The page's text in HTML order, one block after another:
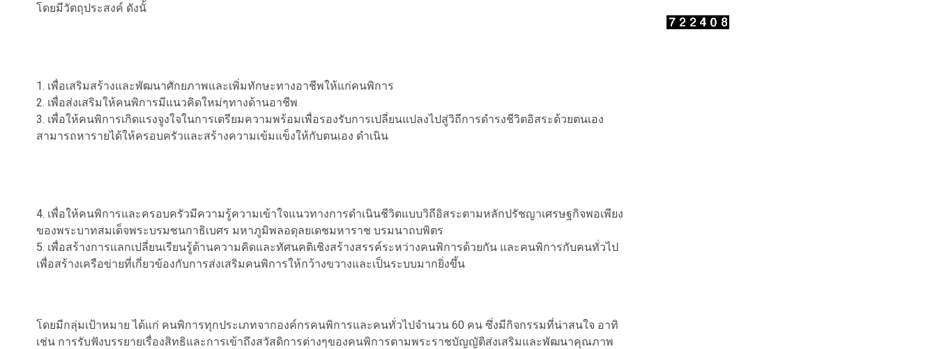
โดยมีวัตถุประสงค์ ดังนั้
1. เพื่อเสริมสร้างและพัฒนาศักยภาพและเพิ่มทักษะทางอาชีพให้แก่คนพิการ
2. เพื่อส่งเสริมให้คนพิการมีแนวคิดใหม่ๆทางด้านอาชีพ
3. เพื่อให้คนพิการเกิดแรงจูงใจในการเตรียมความพร้อมเพื่อรองรับการเปลี่ยนแปลงไปสู่วิถีการดำรงชีวิตอิสระด้วยตนเอง
สามารถหารายได้ให้ครอบครัวและสร้างความเข้มแข็งให้กับตนเอง ดำเนิน
4. เพื่อให้คนพิการและครอบครัวมีความรู้ความเข้าใจแนวทางการดำเนินชีวิตแบบวิถีอิสระตามหลักปรัชญาเศรษฐกิจพอเพียง
ของพระบาทสมเด็จพระบรมชนกาธิเบศร มหาภูมิพลอดุลยเดชมหาราช บรมนาถบพิตร
5. เพื่อสร้างการแลกเปลี่ยนเรียนรู้ด้านความคิดและทัศนคติเชิงสร้างสรรค์ระหว่างคนพิการด้วยกัน และคนพิการกับคนทั่วไป
เพื่อสร้างเครือข่ายที่เกี่ยวข้องกับการส่งเสริมคนพิการให้กว้างขวางและเป็นระบบมากยิ่งขึ้น
โดยมีกลุ่มเป้าหมาย ได้แก่ คนพิการทุกประเภทจากองค์กรคนพิการและคนทั่วไปจำนวน 60 คน ซึ่งมีกิจกรรมที่น่าสนใจ อาทิ
เช่น การรับฟังบรรยายเรื่องสิทธิและการเข้าถึงสวัสดิการต่างๆของคนพิการตามพระราชบัญญัติส่งเสริมและพัฒนาคุณภาพ